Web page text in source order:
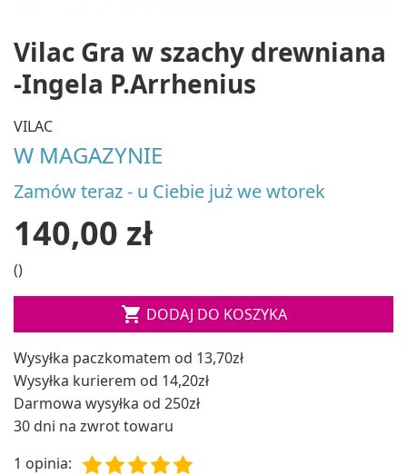
Vilac Gra w szachy drewniana
-Ingela P.Arrhenius
VILAC
W MAGAZYNIE
Zamów teraz - u Ciebie już we wtorek
140,00 zł
()
 DODAJ DO KOSZYKA
Wysyłka paczkomatem od 13,70zł
Wysyłka kurierem od 14,20zł
Darmowa wysyłka od 250zł
30 dni na zwrot towaru
1 opinia: